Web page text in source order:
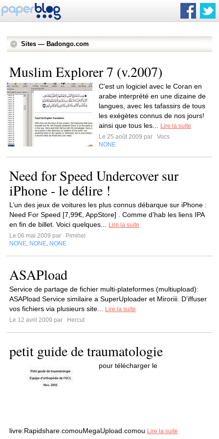
Sites — Badongo.com
Muslim Explorer 7 (v.2007)
C'est un logiciel avec le Coran en
arabe interprété en une dizaine de
langues, avec les tafassirs de tous
les exégètes connus de nos jours!
ainsi que tous les...
Lire la suite
Le 25 août 2009 par
Vocs
NONE
Need for Speed Undercover sur
iPhone - le délire !
L’un des jeux de voitures les plus connus débarque sur iPhone :
Need For Speed [7,99€, AppStore] . Comme d’hab les liens IPA
en fin de billet. Voici quelques...
Lire la suite
Le 06 mai 2009 par
Pimihel
NONE NONE NONE
ASAPload
Service de partage de fichier multi-plateformes (multiupload):
ASAPload Service similaire a SuperUploader et Miroriii. D’iffuser
vos fichiers via plusieurs site...
Lire la suite
Le 12 avril 2009 par
Hercut
petit guide de traumatologie
pour télécharger le
livre:Rapidshare.comouMegaUpload.comou Lire la suite